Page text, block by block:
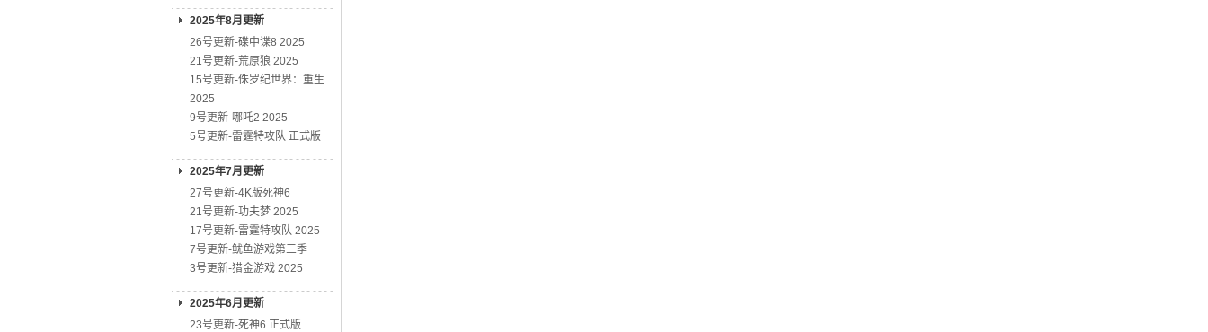
2025年8月更新
26号更新-碟中谍8 2025
21号更新-荒原狼 2025
15号更新-侏罗纪世界：重生
2025
9号更新-哪吒2 2025
5号更新-雷霆特攻队 正式版
2025年7月更新
27号更新-4K版死神6
21号更新-功夫梦 2025
17号更新-雷霆特攻队 2025
7号更新-鱿鱼游戏第三季
3号更新-猎金游戏 2025
2025年6月更新
23号更新-死神6 正式版